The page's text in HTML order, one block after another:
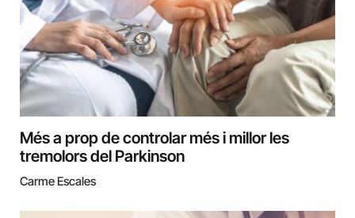
Més a prop de controlar més i millor les
tremolors del Parkinson
Carme Escales